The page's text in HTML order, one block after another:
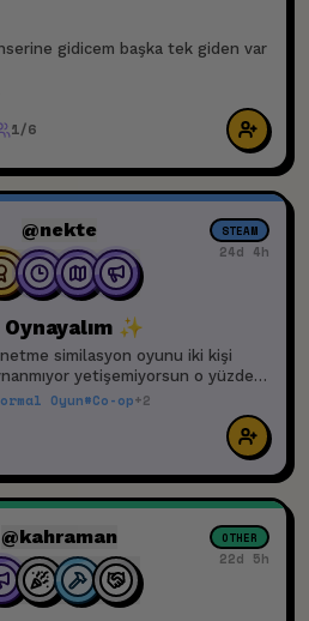
gidicem başka tek giden var
1/6
@nekte STEAM
24d 4h
✨
similasyon oyunu iki kişi
yetişemiyorsun o yüzden
beraber restorantın ve
gelmek istiyorum katılın
Oyun#Co-op+2
@kahraman OTHER
22d 5h